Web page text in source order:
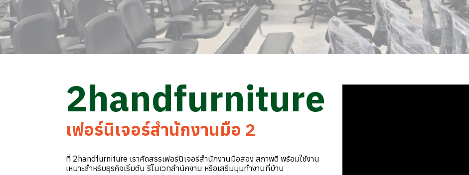
2handfurniture
เฟอร์นิเจอร์สำนักงานมือ 2
ที่ 2handfurniture เราคัดสรรเฟอร์นิเจอร์สำนักงานมือสอง สภาพดี พร้อมใช้งาน
เหมาะสำหรับธุรกิจเริ่มต้น รีโนเวทสำนักงาน หรือเสริมมุมทำงานที่บ้าน